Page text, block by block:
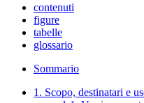
contenuti
figure
tabelle
glossario
Sommario
1. Scopo, destinatari e